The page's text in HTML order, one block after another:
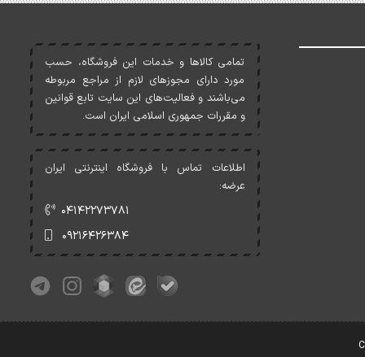
تمامی کالاها و خدمات اين فروشگاه، حسب
مورد دارای مجوزهای لازم از مراجع مربوطه
می‌باشند و فعاليت‌های اين سايت تابع قوانين
و مقررات جمهوری اسلامی ايران است.
اطلاعات تماس با فروشگاه اینترنتی ایران
عرضه:
۰۴۱۴۲۲۷۳۷۸۱
۰۹۲۱۶۴۲۶۳۸۴